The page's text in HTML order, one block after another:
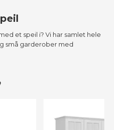
et speil i? Vi har samlet hele
små garderober med